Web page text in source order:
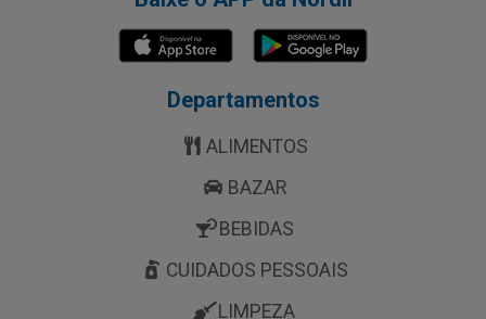
Departamentos
ALIMENTOS
BAZAR
BEBIDAS
CUIDADOS PESSOAIS
LIMPEZA